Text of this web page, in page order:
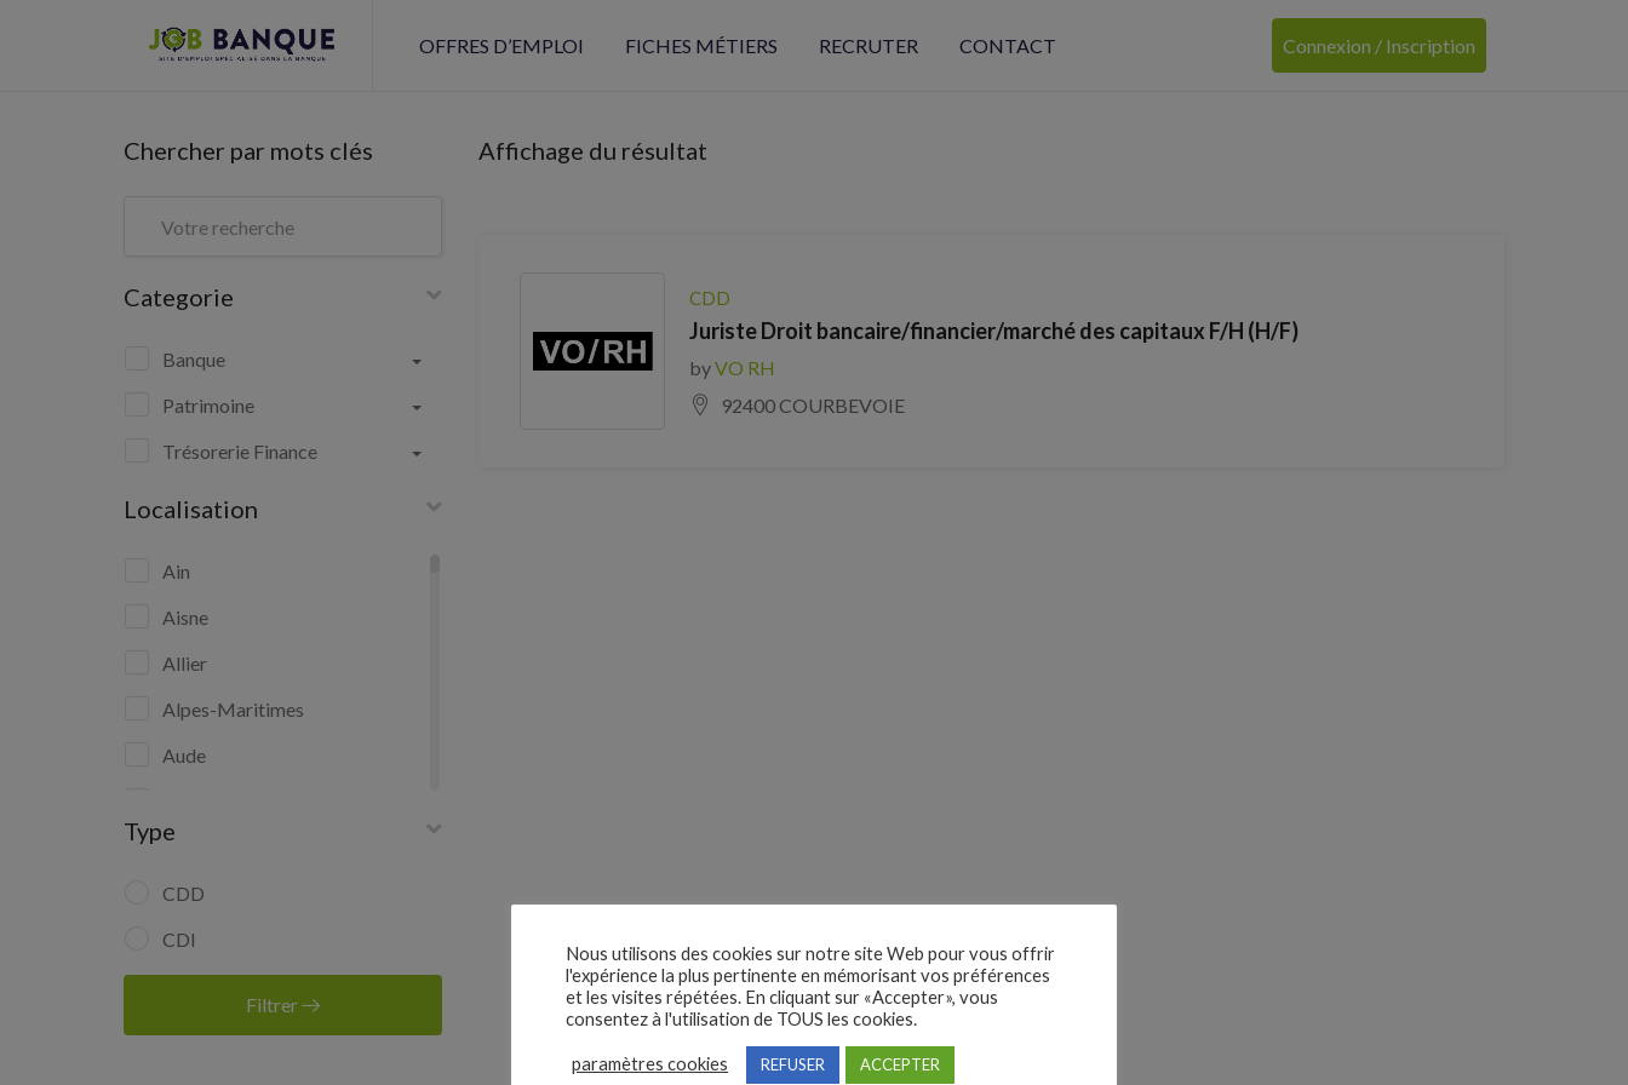
OFFRES D’EMPLOI FICHES MÉTIERS RECRUTER CONTACT Connexion / Inscription
Chercher par mots clés
Categorie
Banque
Patrimoine
Trésorerie Finance
Localisation
Ain
Aisne
Allier
Alpes-Maritimes
Aude
Bas-Rhin
Bouches-du-Rhône
Calvados
Charente-Maritime
Type
CDD
CDI
Filtrer
Affichage du résultat
CDD
Juriste Droit bancaire/financier/marché des capitaux F/H (H/F)
byVO RH
92400 COURBEVOIE
Nous utilisons des cookies sur notre site Web pour vous offrir
l'expérience la plus pertinente en mémorisant vos préférences
et les visites répétées. En cliquant sur «Accepter», vous
consentez à l'utilisation de TOUS les cookies.
paramètres cookies REFUSER ACCEPTER